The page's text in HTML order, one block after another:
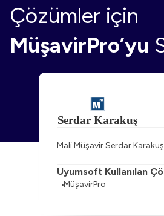
Çözümler için
MüşavirPro’yu
Mali Müşavir Serdar Karakuş
Uyumsoft Kullanılan
MüşavirPro